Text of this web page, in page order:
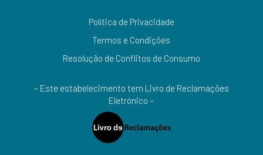
Política de Privacidade
Termos e Condições
Resolução de Conflitos de Consumo
– Este estabelecimento tem Livro de Reclamações
Eletrónico –